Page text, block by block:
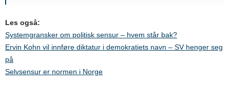
Les også:
Systemgransker om politisk sensur – hvem står bak?
Ervin Kohn vil innføre diktatur i demokratiets navn – SV henger seg
på
Selvsensur er normen i Norge